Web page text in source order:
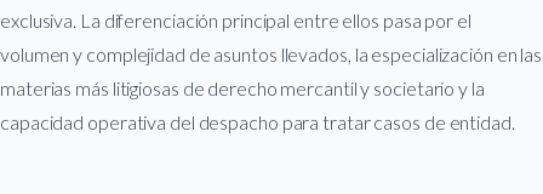
exclusiva. La diferenciación principal entre ellos pasa por el
volumen y complejidad de asuntos llevados, la especialización en las
materias más litigiosas de derecho mercantil y societario y la
capacidad operativa del despacho para tratar casos de entidad.